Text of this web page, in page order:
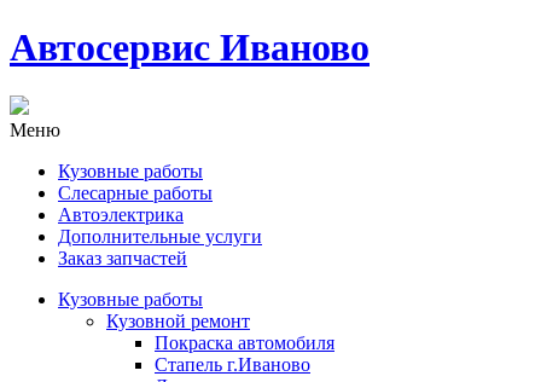
Автосервис Иваново
Меню
Кузовные работы
Слесарные работы
Автоэлектрика
Дополнительные услуги
Заказ запчастей
Кузовные работы
Кузовной ремонт
Покраска автомобиля
Стапель г.Иваново